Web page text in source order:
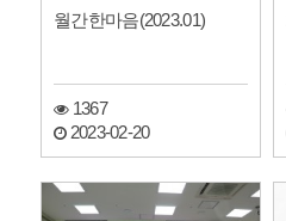
월간한마음(2023.01)
1367
2023-02-20